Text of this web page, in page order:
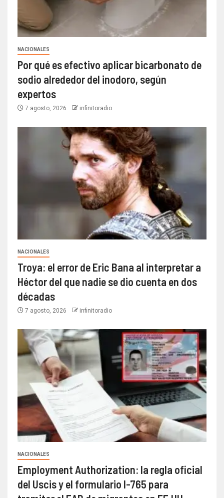
NACIONALES
Por qué es efectivo aplicar bicarbonato de
sodio alrededor del inodoro, según
expertos
7 agosto, 2026 infinitoradio
NACIONALES
Troya: el error de Eric Bana al interpretar a
Héctor del que nadie se dio cuenta en dos
décadas
7 agosto, 2026 infinitoradio
NACIONALES
Employment Authorization: la regla oficial
del Uscis y el formulario I-765 para